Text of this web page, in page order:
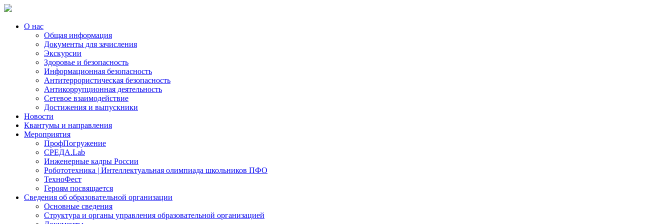
О нас
Общая информация
Документы для зачисления
Экскурсии
Здоровье и безопасность
Информационная безопасность
Антитеррористическая безопасность
Антикоррупционная деятельность
Сетевое взаимодействие
Достижения и выпускники
Новости
Квантумы и направления
Мероприятия
ПрофПогружение
СРЕДА.Lab
Инженерные кадры России
Робототехника | Интеллектуальная олимпиада школьников ПФО
ТехноФест
Героям посвящается
Сведения об образовательной организации
Основные сведения
Структура и органы управления образовательной организацией